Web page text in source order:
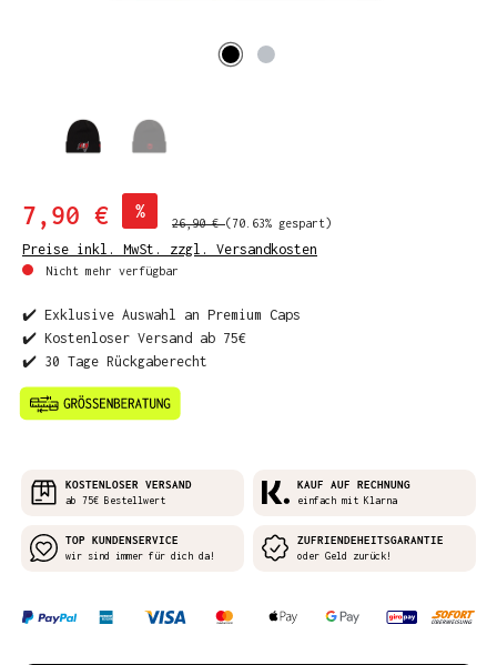
7,90 € %
26,90 €(70.63% gespart)
Preise inkl. MwSt. zzgl. Versandkosten
Nicht mehr verfügbar
✔️ Exklusive Auswahl an Premium Caps
✔️ Kostenloser Versand ab 75€
✔️ 30 Tage Rückgaberecht
KOSTENLOSER VERSAND
ab 75€ Bestellwert
KAUF AUF RECHNUNG
einfach mit Klarna
TOP KUNDENSERVICE
wir sind immer für dich da!
ZUFRIENDEHEITSGARANTIE
oder Geld zurück!